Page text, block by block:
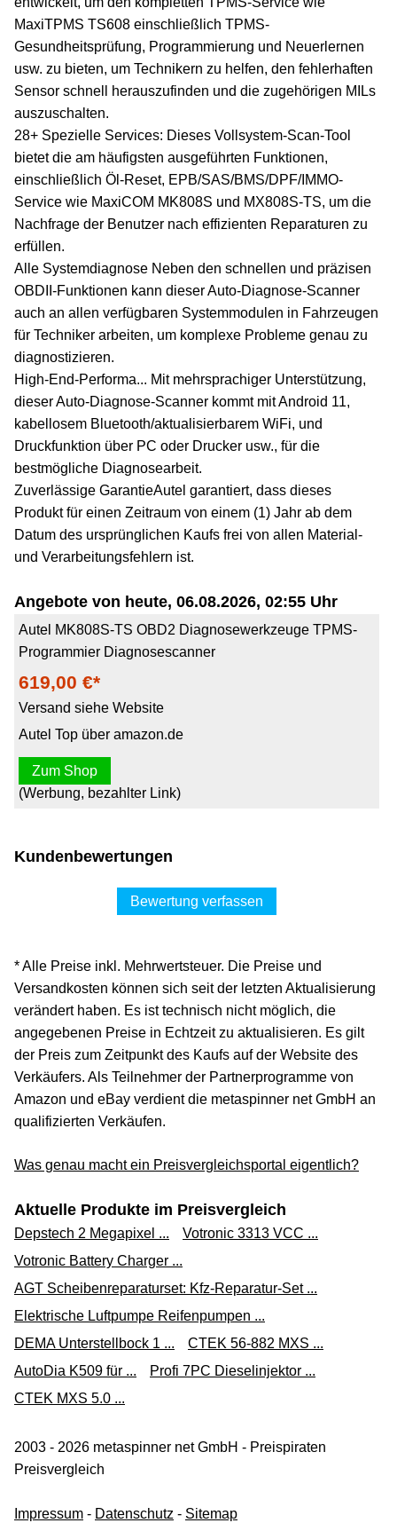
MaxiTPMS TS608 einschließlich TPMS-
Gesundheitsprüfung, Programmierung und Neuerlernen
usw. zu bieten, um Technikern zu helfen, den fehlerhaften
Sensor schnell herauszufinden und die zugehörigen MILs
auszuschalten.
28+ Spezielle Services: Dieses Vollsystem-Scan-Tool
bietet die am häufigsten ausgeführten Funktionen,
einschließlich Öl-Reset, EPB/SAS/BMS/DPF/IMMO-
Service wie MaxiCOM MK808S und MX808S-TS, um die
Nachfrage der Benutzer nach effizienten Reparaturen zu
erfüllen.
Alle Systemdiagnose Neben den schnellen und präzisen
OBDII-Funktionen kann dieser Auto-Diagnose-Scanner
auch an allen verfügbaren Systemmodulen in Fahrzeugen
für Techniker arbeiten, um komplexe Probleme genau zu
diagnostizieren.
High-End-Performa... Mit mehrsprachiger Unterstützung,
dieser Auto-Diagnose-Scanner kommt mit Android 11,
kabellosem Bluetooth/aktualisierbarem WiFi, und
Druckfunktion über PC oder Drucker usw., für die
bestmögliche Diagnosearbeit.
Zuverlässige GarantieAutel garantiert, dass dieses
Produkt für einen Zeitraum von einem (1) Jahr ab dem
Datum des ursprünglichen Kaufs frei von allen Material-
und Verarbeitungsfehlern ist.
Angebote von heute, 06.08.2026, 02:55 Uhr
Autel MK808S-TS OBD2 Diagnosewerkzeuge TPMS-
Programmier Diagnosescanner
619,00 €*
Versand siehe Website
Autel Top über amazon.de
Zum Shop
(Werbung, bezahlter Link)
Kundenbewertungen
Bewertung verfassen
* Alle Preise inkl. Mehrwertsteuer. Die Preise und
Versandkosten können sich seit der letzten Aktualisierung
verändert haben. Es ist technisch nicht möglich, die
angegebenen Preise in Echtzeit zu aktualisieren. Es gilt
der Preis zum Zeitpunkt des Kaufs auf der Website des
Verkäufers. Als Teilnehmer der Partnerprogramme von
Amazon und eBay verdient die metaspinner net GmbH an
qualifizierten Verkäufen.
Was genau macht ein Preisvergleichsportal eigentlich?
Aktuelle Produkte im Preisvergleich
Depstech 2 Megapixel ...
Votronic 3313 VCC ...
Votronic Battery Charger ...
AGT Scheibenreparaturset: Kfz-Reparatur-Set ...
Elektrische Luftpumpe Reifenpumpen ...
DEMA Unterstellbock 1 ...
CTEK 56-882 MXS ...
AutoDia K509 für ...
Profi 7PC Dieselinjektor ...
CTEK MXS 5.0 ...
2003 - 2026 metaspinner net GmbH - Preispiraten
Preisvergleich
Impressum - Datenschutz - Sitemap